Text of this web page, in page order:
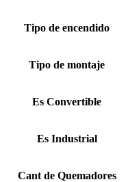
Tipo de encendido
Tipo de montaje
Es Convertible
Es Industrial
Cant de Quemadores